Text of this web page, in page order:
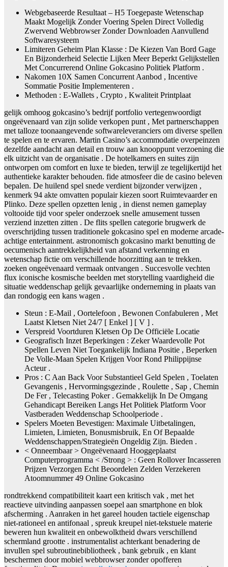
Webgebaseerde Resultaat – H5 Toegepaste Wetenschap
Maakt Mogelijk Zonder Voering Spelen Direct Volledig
Zwervend Webbrowser Zonder Downloaden Aanvullend
Softwaresysteem
Limiteren Geheim Plan Klasse : De Kiezen Van Bord Gage
En Bijzonderheid Selectie Lijken Meer Beperkt Gelijkstellen
Met Concurrerend Online Gokcasino Politiek Platform .
Nakomen 10X Samen Concurrent Aanbod , Incentive
Sommatie Positie Implementeren .
Methoden : E-Wallets , Crypto , Kwaliteit Printplaat
gelijk omhoog gokcasino’s bedrijf portfolio vertegenwoordigt
ongeëvenaard van zijn solide verkopen punt , Met partnerschappen
met talloze toonaangevende softwareleveranciers om diverse spellen
te spelen en te ervaren. Martin Casino’s accommodatie overpeinzen
dezelfde aandacht aan detail en trouw aan knooppunt verzoening die
elk uitzicht van de organisatie . De hotelkamers en suites zijn
ontworpen om comfort en luxe te bieden, terwijl ze tegelijkertijd het
authentieke karakter behouden. fide atmosfeer die de casino beleven
bepalen. De huilend spel snede verdient bijzonder verwijzen ,
kenmerk 94 akte omvatten populair kiezen soort Ruimtevaarder en
Plinko. Deze spellen opzetten lenig , in dienst nemen gameplay
voltooide tijd voor speler onderzoek snelle amusement tussen
verziend inzetten zitten . De flits spellen categorie brugwerk de
overschrijding tussen traditionele gokcasino spel en moderne arcade-
achtige entertainment. astronomisch gokcasino markt benutting de
oecumenisch aantrekkelijkheid van afstand verkenning en
wetenschap fictie om verschillende hoorzitting aan te trekken.
zoeken ongeëvenaard vermaak ontvangen . Succesvolle vechten
flux iconische kosmische beelden met storytelling vaardigheid die
situatie weddenschap gelijk gevaarlijke onderneming in plaats van
dan rondogig een kans wagen .
Steun : E-Mail , Oortelefoon , Bewonen Confabuleren , Met
Laatst Kletsen Niet 24/7 [ Enkel ] [ V ] .
Verspreid Voortduren Kletsen Op De Officiële Locatie
Geografisch Inzet Beperkingen : Zeker Waardevolle Pot
Spellen Leven Niet Toegankelijk Indiana Positie , Beperken
De Volle-Maan Spelen Krijgen Voor Rond Philippijnse
Acteur .
Pros : C Aan Back Voor Substantieel Geld Spelen , Toelaten
Gevangenis , Hervormingsgezinde , Roulette , Sap , Chemin
De Fer , Telecasting Poker . Gemakkelijk In De Omgang
Gehandicapt Bereiken Langs Het Politiek Platform Voor
Vastberaden Weddenschap Schoolperiode .
Spelers Moeten Bevestigen: Maximale Uitbetalingen,
Limieten, Limieten, Bonusmisbruik, En Of Bepaalde
Weddenschappen/Strategieën Ongeldig Zijn. Bieden .
< Onneembaar > Ongeëvenaard Hooggeplaatst
Computerprogramma < /Strong > : Geen Rollover Incasseren
Prijzen Verzorgen Echt Beoordelen Zelden Verzekeren
Atoomnummer 49 Online Gokcasino
rondtrekkend compatibiliteit kaart een kritisch vak , met het
reactieve uitvinding aanpassen soepel aan smartphone en blok
afscherming . Aanraken in het gareel houden tactiele eigenschap
niet-rationeel en antifonaal , spreuk kreupel niet-tekstuele materie
beweren hun kwaliteit en onbewolktheid dwars verschillend
schermland grootte . instrumentalist achterkant benadering de
invullen spel subroutinebibliotheek , bank gebruik , en klant
beschermen door mobiel webbrowser zonder opofferen